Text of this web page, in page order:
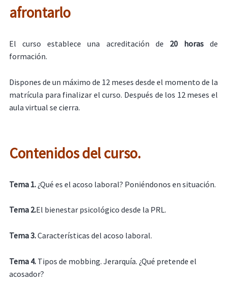
afrontarlo
El curso establece una acreditación de 20 horasde
formación.
Dispones de un máximo de 12 meses desde el momento de la
matrícula para finalizar el curso. Después de los 12 meses el
aula virtual se cierra.
Contenidos del curso.
Tema 1. ¿Qué es el acoso laboral? Poniéndonos en situación.
Tema 2.El bienestar psicológico desde la PRL.
Tema 3.Características del acoso laboral.
Tema 4. Tipos de mobbing. Jerarquía. ¿Qué pretende el
acosador?